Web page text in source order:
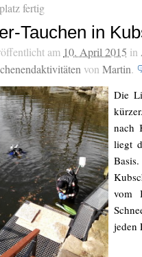
fertig
Tauchen in
am 10. April 2015 in
von Martin.
Die
nach
liegt
vom
jeden